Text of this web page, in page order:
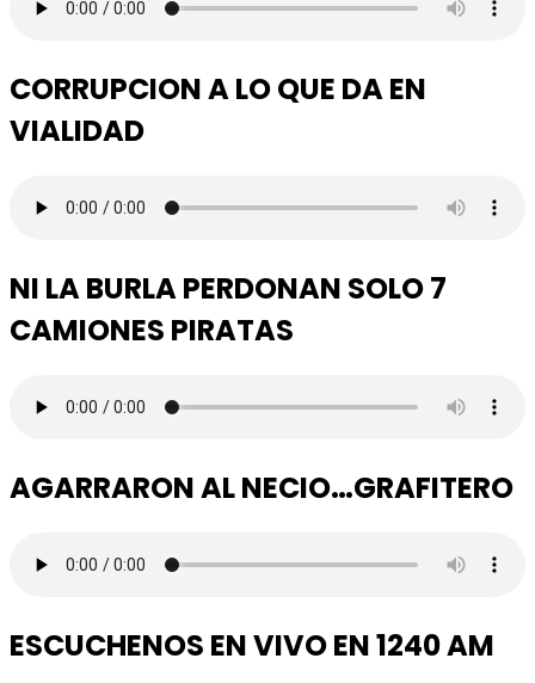
CORRUPCION A LO QUE DA EN
VIALIDAD
NI LA BURLA PERDONAN SOLO 7
CAMIONES PIRATAS
AGARRARON AL NECIO…GRAFITERO
ESCUCHENOS EN VIVO EN 1240 AM